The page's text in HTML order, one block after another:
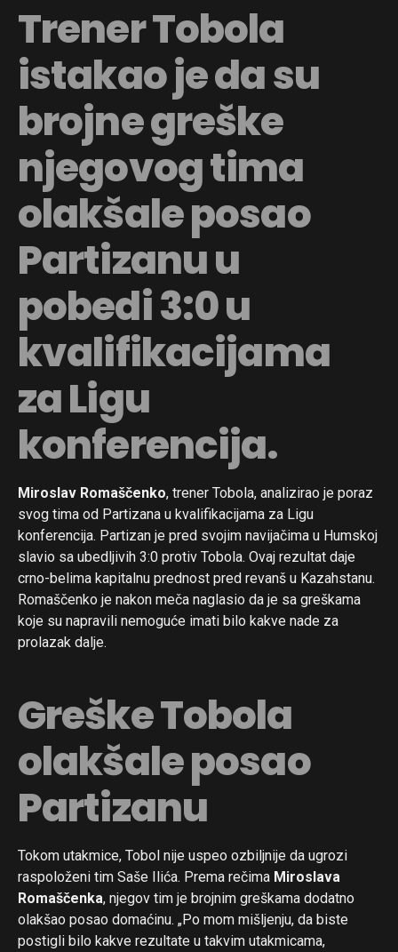
Trener Tobola
istakao je da su
brojne greške
njegovog tima
olakšale posao
Partizanu u
pobedi 3:0 u
kvalifikacijama
za Ligu
konferencija.
Miroslav Romaščenko, trener Tobola, analizirao je poraz
svog tima od Partizana u kvalifikacijama za Ligu
konferencija. Partizan je pred svojim navijačima u Humskoj
slavio sa ubedljivih 3:0 protiv Tobola. Ovaj rezultat daje
crno-belima kapitalnu prednost pred revanš u Kazahstanu.
Romaščenko je nakon meča naglasio da je sa greškama
koje su napravili nemoguće imati bilo kakve nade za
prolazak dalje.
Greške Tobola
olakšale posao
Partizanu
Tokom utakmice, Tobol nije uspeo ozbiljnije da ugrozi
raspoloženi tim Saše Ilića. Prema rečima Miroslava
Romaščenka, njegov tim je brojnim greškama dodatno
olakšao posao domaćinu. „Po mom mišljenju, da biste
postigli bilo kakve rezultate u takvim utakmicama,